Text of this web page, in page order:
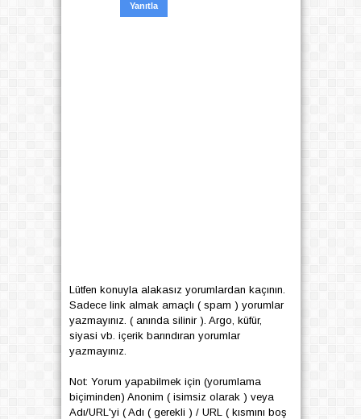
Yanıtla
Lütfen konuyla alakasız yorumlardan kaçının.
Sadece link almak amaçlı ( spam ) yorumlar
yazmayınız. ( anında silinir ). Argo, küfür,
siyasi vb. içerik barındıran yorumlar
yazmayınız.
Not: Yorum yapabilmek için (yorumlama
biçiminden) Anonim ( isimsiz olarak ) veya
Adı/URL'yi ( Adı ( gerekli ) / URL ( kısmını boş